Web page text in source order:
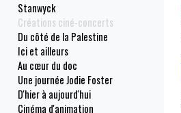
Stanwyck
Créations ciné-concerts
Du côté de la Palestine
Ici et ailleurs
Au cœur du doc
Une journée Jodie Foster
D'hier à aujourd'hui
Cinéma d'animation